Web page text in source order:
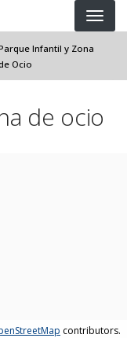
Infantil y Zona
Ocio
de ocio
contributors.